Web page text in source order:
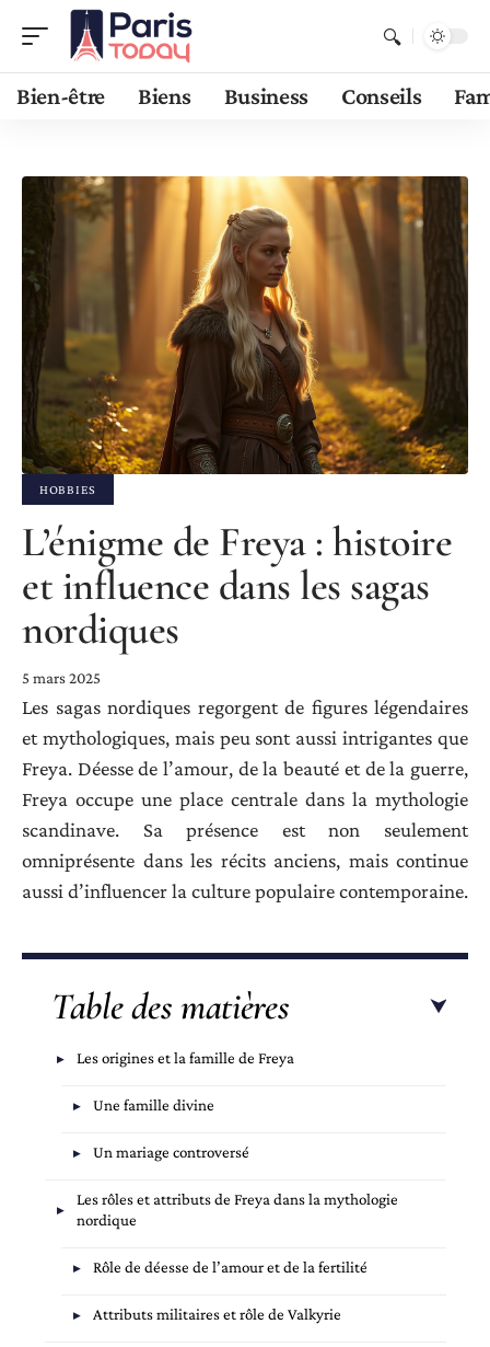
Bien-être Biens Business Conseils
HOBBIES
L’énigme de Freya : histoire
et influence dans les sagas
nordiques
5 mars 2025
Les sagas nordiques regorgent de figures légendaires
et mythologiques, mais peu sont aussi intrigantes que
Freya. Déesse de l’amour, de la beauté et de la guerre,
Freya occupe une place centrale dans la mythologie
scandinave. Sa présence est non seulement
omniprésente dans les récits anciens, mais continue
aussi d’influencer la culture populaire contemporaine.
Table des matières
Les origines et la famille de Freya
Une famille divine
Un mariage controversé
Les rôles et attributs de Freya dans la mythologie
nordique
Rôle de déesse de l’amour et de la fertilité
Attributs militaires et rôle de Valkyrie